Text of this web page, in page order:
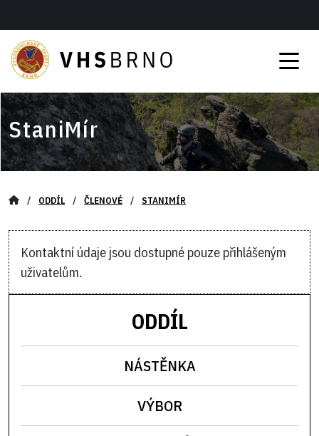
StaniMír
/ ODDÍL / ČLENOVÉ / STANIMÍR
Kontaktní údaje jsou dostupné pouze přihlášeným
uživatelům.
ODDÍL
NÁSTĚNKA
VÝBOR